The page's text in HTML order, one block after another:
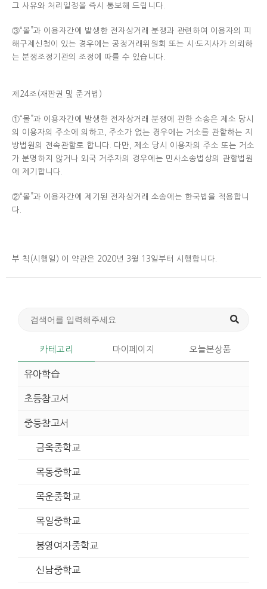
그 사유와 처리일정을 즉시 통보해 드립니다.
③“몰”과 이용자간에 발생한 전자상거래 분쟁과 관련하여 이용자의 피
해구제신청이 있는 경우에는 공정거래위원회 또는 시·도지사가 의뢰하
는 분쟁조정기관의 조정에 따를 수 있습니다.
제24조(재판권 및 준거법)
①“몰”과 이용자간에 발생한 전자상거래 분쟁에 관한 소송은 제소 당시
의 이용자의 주소에 의하고, 주소가 없는 경우에는 거소를 관할하는 지
방법원의 전속관할로 합니다. 다만, 제소 당시 이용자의 주소 또는 거소
가 분명하지 않거나 외국 거주자의 경우에는 민사소송법상의 관할법원
에 제기합니다.
②“몰”과 이용자간에 제기된 전자상거래 소송에는 한국법을 적용합니
다.
부 칙(시행일) 이 약관은 2020년 3월 13일부터 시행합니다.
카테고리 마이페이지 오늘본상품
유아학습
초등참고서
중등참고서
금옥중학교
목동중학교
목운중학교
목일중학교
봉영여자중학교
신남중학교